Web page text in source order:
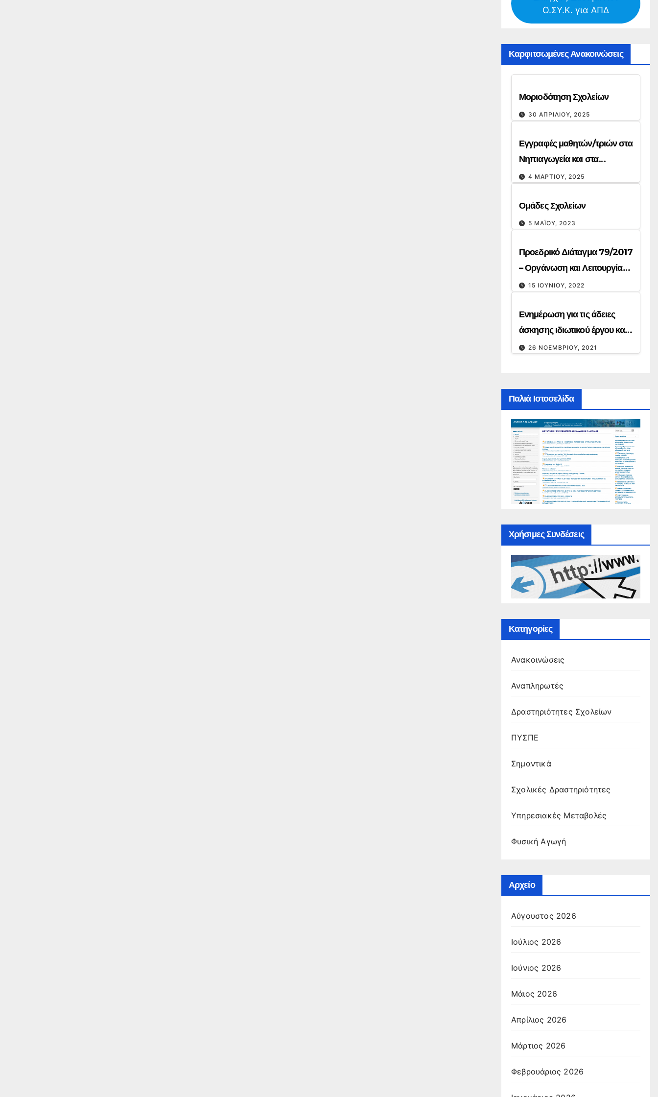
Ο.ΣΥ.Κ. για ΑΠΔ
Καρφιτσωμένες Ανακοινώσεις
Μοριοδότηση Σχολείων
30 ΑΠΡΙΛΊΟΥ, 2025
Εγγραφές μαθητών/τριών στα
Νηπιαγωγεία και στα
Δημοτικά για το σχολικό έτος
4 ΜΑΡΤΊΟΥ, 2025
Ομάδες Σχολείων
5 ΜΑΪ́ΟΥ, 2023
Προεδρικό Διάταγμα 79/2017
– Οργάνωση και Λειτουργία
Δημοτικών και
15 ΙΟΥΝΊΟΥ, 2022
Ενημέρωση για τις άδειες
άσκησης ιδιωτικού έργου και
την απόδοση συνάφειας
26 ΝΟΕΜΒΡΊΟΥ, 2021
Παλιά Ιστοσελίδα
Χρήσιμες Συνδέσεις
Κατηγορίες
Ανακοινώσεις
Αναπληρωτές
Δραστηριότητες Σχολείων
ΠΥΣΠΕ
Σημαντικά
Σχολικές Δραστηριότητες
Υπηρεσιακές Μεταβολές
Φυσική Αγωγή
Αρχείο
Αύγουστος 2026
Ιούλιος 2026
Ιούνιος 2026
Μάιος 2026
Απρίλιος 2026
Μάρτιος 2026
Φεβρουάριος 2026